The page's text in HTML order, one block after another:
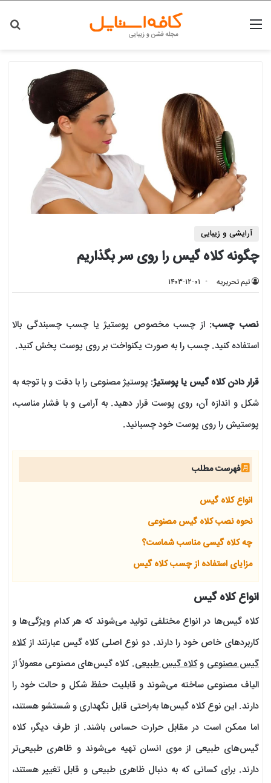
منو
آرایشی و زیبایی
چگونه کلاه گیس را روی سر بگذاریم
تیم تحریریه ۱۴۰۳-۱۲-۰۱
نصب چسب: از چسب مخصوص پوستیژ یا چسب چسبندگی بالا
استفاده کنید. چسب را به صورت یکنواخت بر روی پوست پخش کنید.
قرار دادن کلاه گیس یا پوستیژ: پوستیژ مصنوعی را با دقت و با توجه به
شکل و اندازه آن، روی پوست قرار دهید. به آرامی و با فشار مناسب،
پوستیش را روی پوست خود چسبانید.
فهرست مطلب
انواع کلاه گیس
نحوه نصب کلاه گیس مصنوعی
چه کلاه گیسی مناسب شماست؟
مزایای استفاده از چسب کلاه گیس
انواع کلاه گیس
کلاه گیس‌ها در انواع مختلفی تولید می‌شوند که هر کدام ویژگی‌ها و
کاربردهای خاص خود را دارند. دو نوع اصلی کلاه گیس عبارتند ازکلاه
گیس مصنوعی وکلاه گیس طبیعی. کلاه گیس‌های مصنوعی معمولاً از
الیاف مصنوعی ساخته می‌شوند و قابلیت حفظ شکل و حالت خود را
دارند. این نوع کلاه گیس‌ها به‌راحتی قابل نگهداری و شستشو هستند،
اما ممکن است در مقابل حرارت حساس باشند. از طرف دیگر، کلاه
گیس‌های طبیعی از موی انسان تهیه می‌شوند و ظاهری طبیعی‌تر
دارند. برای کسانی که به دنبال ظاهری طبیعی و قابل تغییر هستند،